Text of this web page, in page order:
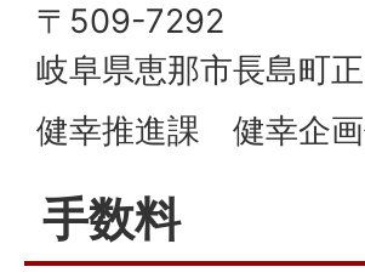
〒509-7292
岐阜県恵那市長島町
健幸推進課 健幸企
手数料